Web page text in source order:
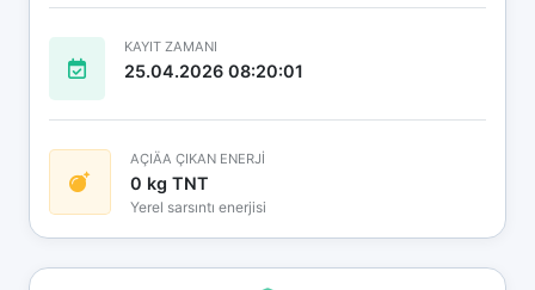
KAYIT ZAMANI
25.04.2026 08:20:01
AÇIÄA ÇIKAN ENERJİ
0 kg TNT
Yerel sarsıntı enerjisi